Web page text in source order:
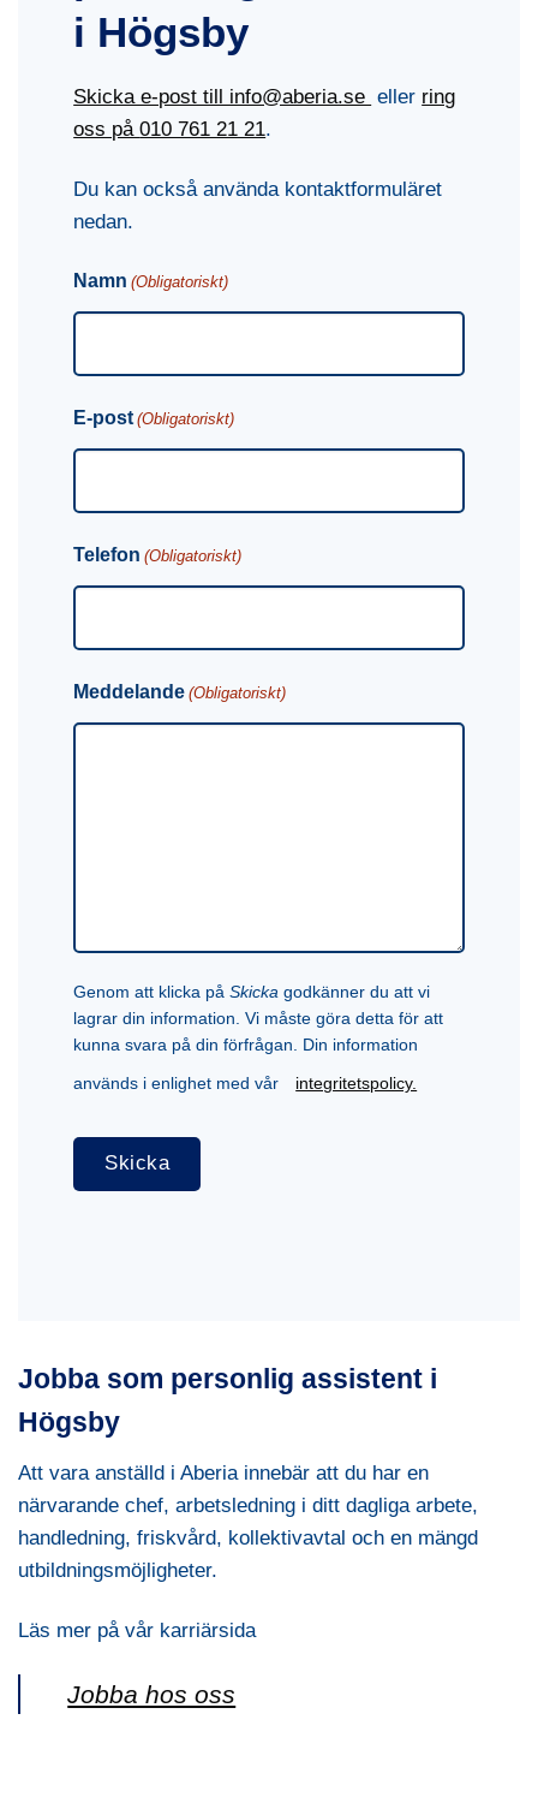
i Högsby
Skicka e-post till info@aberia.se eller ring
oss på010 761 21 21.
Du kan också använda kontaktformuläret
nedan.
Namn (Obligatoriskt)
E-post (Obligatoriskt)
Telefon (Obligatoriskt)
Meddelande (Obligatoriskt)
Genom att klicka påSkicka godkänner du att vi
lagrar din information. Vi måste göra detta för att
kunna svara på din förfrågan. Din information
används i enlighet med vår
integritetspolicy.
Jobba som personlig assistent i
Högsby
Att vara anställd i Aberia innebär att du har en
närvarande chef, arbetsledning i ditt dagliga arbete,
handledning, friskvård, kollektivavtal och en mängd
utbildningsmöjligheter.
Läs mer på vår karriärsida
Jobba hos oss